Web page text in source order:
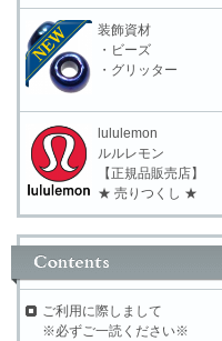
装飾資材
・ビーズ
・グリッター
lululemon
ルルレモン
【正規品販売店】
★ 売りつくし ★
ご利用に際しまして
※必ずご一読ください※